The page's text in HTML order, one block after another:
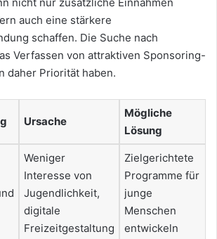
auch eine stärkere
schaffen. Die Suche nach
Verfassen von attraktiven Sponsoring-
daher Priorität haben.
Ursache
Mögliche
Lösung
Weniger
Interesse von
Jugendlichkeit,
digitale
Freizeitgestaltung
Zielgerichtete
Programme für
junge
Menschen
entwickeln